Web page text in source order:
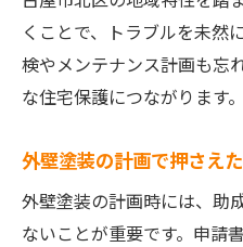
くことで、トラブルを未然
検やメンテナンス計画も忘
な住宅保護につながります。
外壁塗装の計画で押さえ
外壁塗装の計画時には、助
ないことが重要です。申請